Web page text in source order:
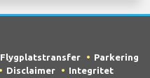
Flygplatstransfer
Parkering
Disclaimer Integritet